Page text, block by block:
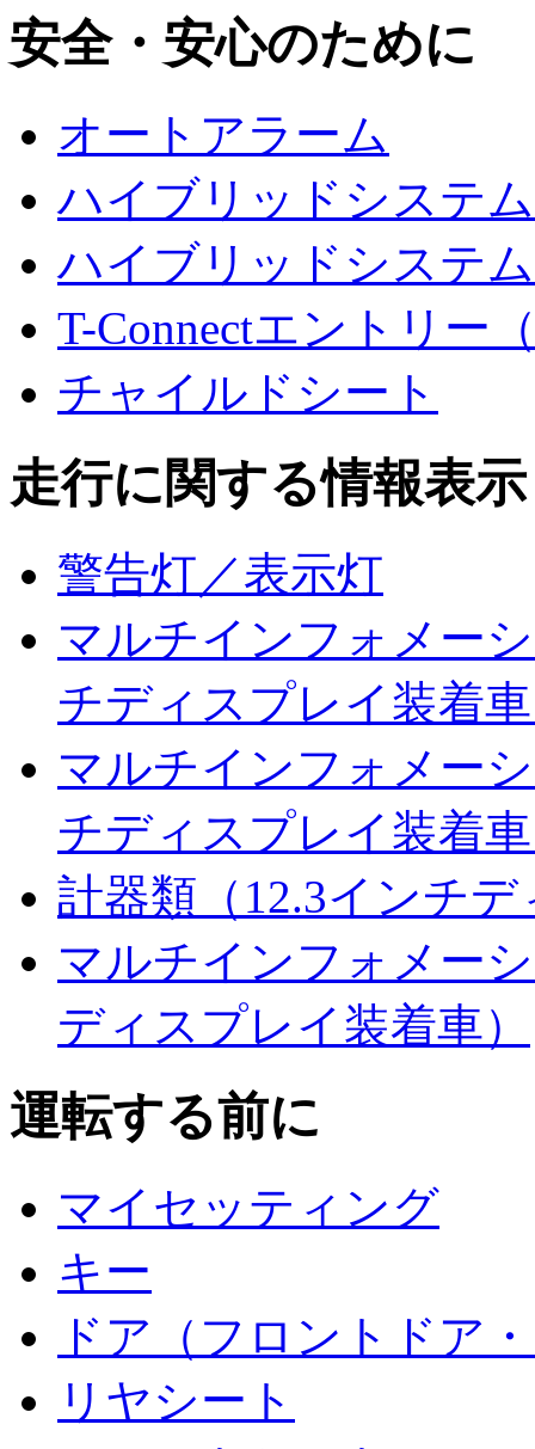
安全・安心のために
オートアラーム
ハイブリッドシステ
ハイブリッドシステ
T-Connectエントリー
チャイルドシート
走行に関する情報表示
警告灯／表示灯
マルチインフォメー
チディスプレイ装着
マルチインフォメー
チディスプレイ装着
計器類（12.3インチ
マルチインフォメー
ディスプレイ装着車）
運転する前に
マイセッティング
キー
ドア（フロントドア
リヤシート